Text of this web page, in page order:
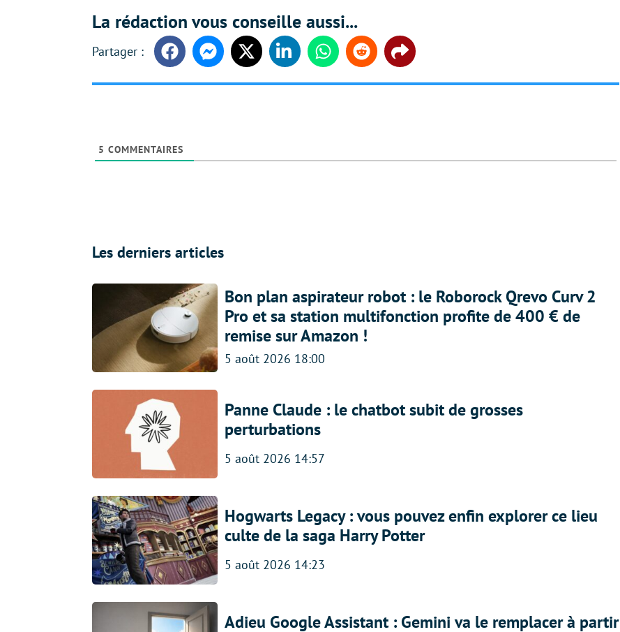
La rédaction vous conseille aussi...
FacebookMessengerTwitter LinkedinWhatsappReddit Share
5 COMMENTAIRES
Les derniers articles
Bon plan aspirateur robot : le Roborock Qrevo Curv 2
Pro et sa station multifonction profite de 400 € de
remise sur Amazon !
5 août 2026 18:00
Panne Claude : le chatbot subit de grosses
perturbations
5 août 2026 14:57
Hogwarts Legacy : vous pouvez enfin explorer ce lieu
culte de la saga Harry Potter
5 août 2026 14:23
Adieu Google Assistant : Gemini va le remplacer à partir